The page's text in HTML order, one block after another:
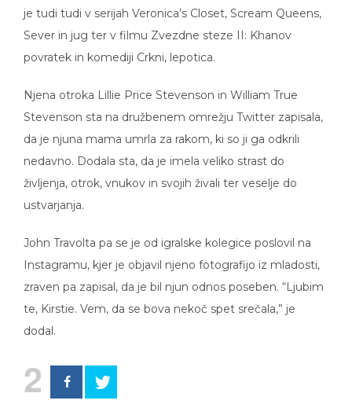
je tudi tudi v serijah Veronica’s Closet, Scream Queens,
Sever in jug ter v filmu Zvezdne steze II: Khanov
povratek in komediji Crkni, lepotica.
Njena otroka Lillie Price Stevenson in William True
Stevenson sta na družbenem omrežju Twitter zapisala,
da je njuna mama umrla za rakom, ki so ji ga odkrili
nedavno. Dodala sta, da je imela veliko strast do
življenja, otrok, vnukov in svojih živali ter veselje do
ustvarjanja.
John Travolta pa se je od igralske kolegice poslovil na
Instagramu, kjer je objavil njeno fotografijo iz mladosti,
zraven pa zapisal, da je bil njun odnos poseben. “Ljubim
te, Kirstie. Vem, da se bova nekoč spet srečala,” je
dodal.
2